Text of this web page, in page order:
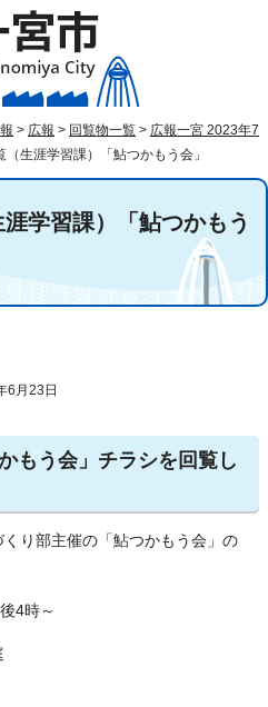
> 広報 > 回覧物一覧 > 広報一宮 2023年7
生涯学習課）「鮎つかもう会」
学習課）「鮎つかもう
月23日
もう会」チラシを回覧し
り部主催の「鮎つかもう会」の
4時～